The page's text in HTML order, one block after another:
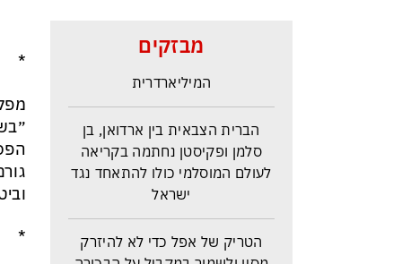
מבזקים
הוא מתעב את הזמרת
המיליארדרית
סלמן ופקיסטן נחתמה בקריאה
לעולם המוסלמי כולו להתאחד נגד
ישראל
הטריק של אפל כדי לא להיזרק
מסין ולשמור במקביל על הבכורה
*
*